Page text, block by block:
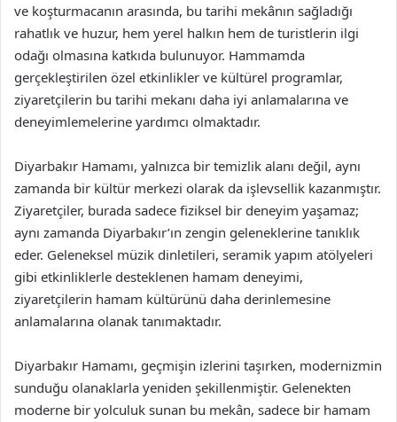
ve koşturmacanın arasında, bu tarihi mekânın sağladığı
rahatlık ve huzur, hem yerel halkın hem de turistlerin ilgi
odağı olmasına katkıda bulunuyor. Hammamda
gerçekleştirilen özel etkinlikler ve kültürel programlar,
ziyaretçilerin bu tarihi mekanı daha iyi anlamalarına ve
deneyimlemelerine yardımcı olmaktadır.
Diyarbakır Hamamı, yalnızca bir temizlik alanı değil, aynı
zamanda bir kültür merkezi olarak da işlevsellik kazanmıştır.
Ziyaretçiler, burada sadece fiziksel bir deneyim yaşamaz;
aynı zamanda Diyarbakır’ın zengin geleneklerine tanıklık
eder. Geleneksel müzik dinletileri, seramik yapım atölyeleri
gibi etkinliklerle desteklenen hamam deneyimi,
ziyaretçilerin hamam kültürünü daha derinlemesine
anlamalarına olanak tanımaktadır.
Diyarbakır Hamamı, geçmişin izlerini taşırken, modernizmin
sunduğu olanaklarla yeniden şekillenmiştir. Gelenekten
moderne bir yolculuk sunan bu mekân, sadece bir hamam